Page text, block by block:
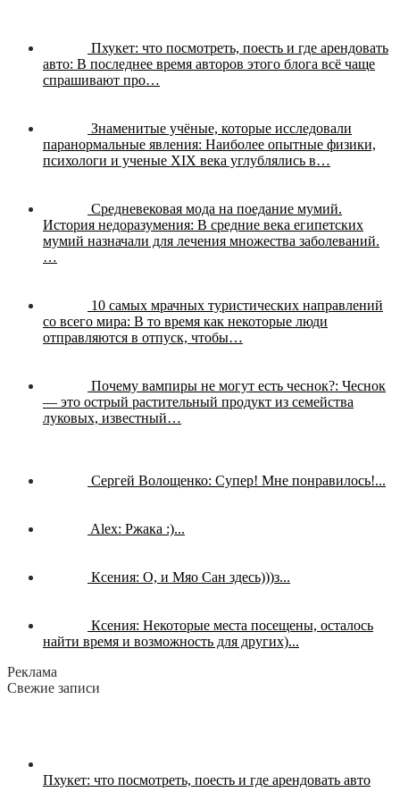
Пхукет: что посмотреть, поесть и где арендовать
авто: В последнее время авторов этого блога всё чаще
спрашивают про…
Знаменитые учёные, которые исследовали
паранормальные явления: Наиболее опытные физики,
психологи и ученые XIX века углублялись в…
Средневековая мода на поедание мумий.
История недоразумения: В средние века египетских
мумий назначали для лечения множества заболеваний.
…
10 самых мрачных туристических направлений
со всего мира: В то время как некоторые люди
отправляются в отпуск, чтобы…
Почему вампиры не могут есть чеснок?: Чеснок
— это острый растительный продукт из семейства
луковых, известный…
Сергей Волощенко: Супер! Мне понравилось!...
Alex: Ржака :)...
Ксения: О, и Мяо Сан здесь)))з...
Ксения: Некоторые места посещены, осталось
найти время и возможность для других)...
Реклама
Свежие записи
Пхукет: что посмотреть, поесть и где арендовать авто